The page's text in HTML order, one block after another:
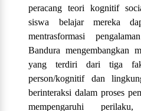
peracang teori kognitif
siswa belajar mereka
mentrasformasi
Bandura mengembangkan
yang terdiri dari tiga
person/kognitif dan
berinteraksi dalam proses
mempengaruhi